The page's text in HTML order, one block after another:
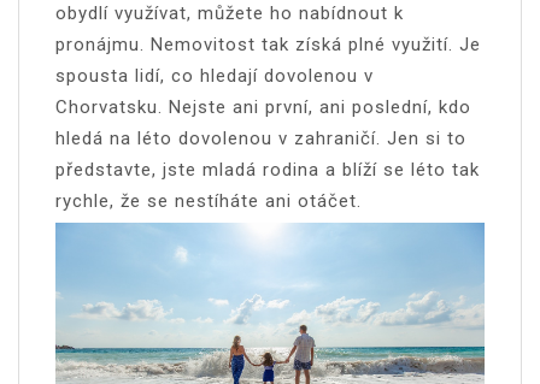
obydlí využívat, můžete ho nabídnout k
pronájmu. Nemovitost tak získá plné využití. Je
spousta lidí, co hledají dovolenou v
Chorvatsku. Nejste ani první, ani poslední, kdo
hledá na léto dovolenou v zahraničí. Jen si to
představte, jste mladá rodina a blíží se léto tak
rychle, že se nestíháte ani otáčet.